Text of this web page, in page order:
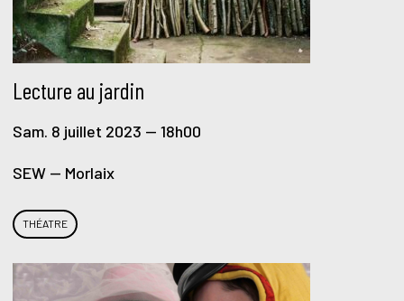
Lecture au jardin
Sam. 8 juillet 2023 — 18h00
SEW — Morlaix
THÉATRE